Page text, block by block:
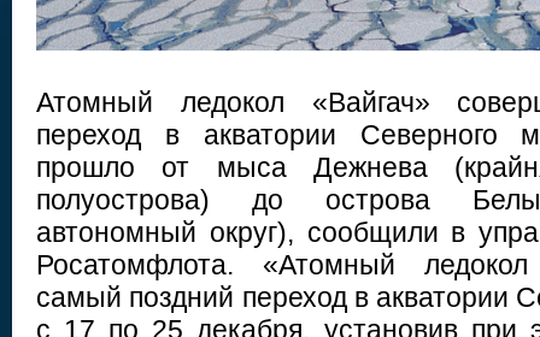
Атомный ледокол «Вайгач»
переход в акватории Северного
прошло от мыса Дежнева
полуострова) до острова
автономный округ), сообщили в
Росатомфлота. «Атомный
самый поздний переход в акватории
с 17 по 25 декабря, установив при